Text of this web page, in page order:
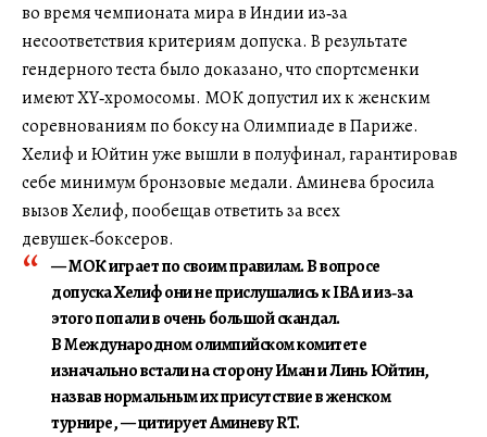
во время чемпионата мира в Индии из‑за
несоответствия критериям допуска. В результате
гендерного теста было доказано, что спортсменки
имеют ХY‑хромосомы. МОК допустил их к женским
соревнованиям по боксу на Олимпиаде в Париже.
Хелиф и Юйтин уже вышли в полуфинал, гарантировав
себе минимум бронзовые медали. Аминева бросила
вызов Хелиф, пообещав ответить за всех
девушек‑боксеров.
— МОК играет по своим правилам. В вопросе
допуска Хелиф они не прислушались к IBA и из‑за
этого попали в очень большой скандал.
В Международном олимпийском комитете
изначально встали на сторону Иман и Линь Юйтин,
назвав нормальным их присутствие в женском
турнире, — цитирует Аминеву RT.